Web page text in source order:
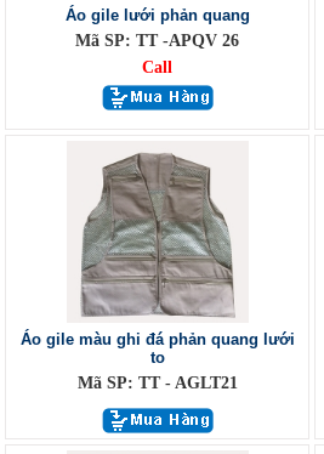
Áo gile lưới phản quang
Mã SP: TT -APQV 26
Call
Áo gile màu ghi đá phản quang lưới
to
Mã SP: TT - AGLT21